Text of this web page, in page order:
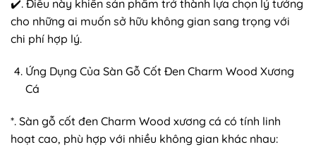
✔️. Điều này khiến sản phẩm trở thành lựa chọn lý tưởng
cho những ai muốn sở hữu không gian sang trọng với
chi phí hợp lý.
Ứng Dụng Của Sàn Gỗ Cốt Đen Charm Wood Xương
Cá
*. Sàn gỗ cốt đen Charm Wood xương cá có tính linh
hoạt cao, phù hợp với nhiều không gian khác nhau: